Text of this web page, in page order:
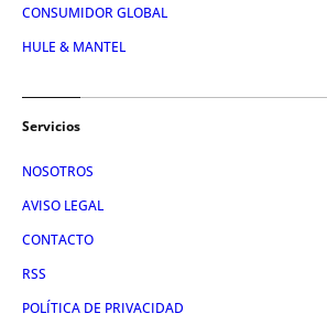
CONSUMIDOR GLOBAL
HULE & MANTEL
Servicios
NOSOTROS
AVISO LEGAL
CONTACTO
RSS
POLÍTICA DE PRIVACIDAD